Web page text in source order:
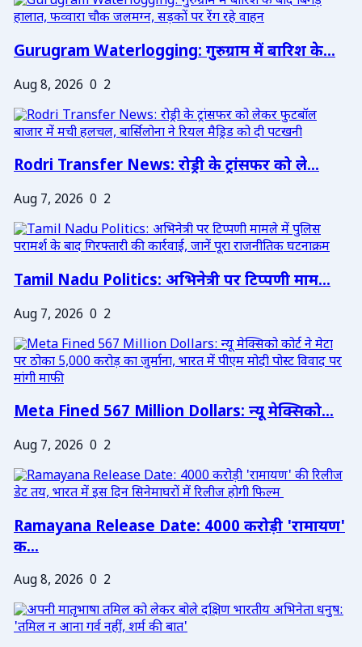
Gurugram Waterlogging: गुरुग्राम में बारिश के...
Aug 8, 2026 0 2
Rodri Transfer News: रोड्री के ट्रांसफर को ले...
Aug 7, 2026 0 2
Tamil Nadu Politics: अभिनेत्री पर टिप्पणी माम...
Aug 7, 2026 0 2
Meta Fined 567 Million Dollars: न्यू मेक्सिको...
Aug 7, 2026 0 2
Ramayana Release Date: 4000 करोड़ी 'रामायण'
क...
Aug 8, 2026 0 2